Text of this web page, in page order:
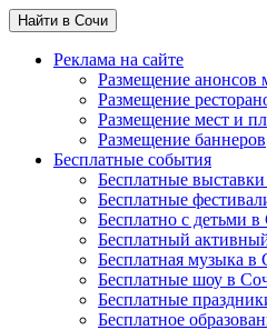
Найти в Сочи
Реклама на сайте
Размещение анонсов
Размещение
Размещение мест и
Размещение баннеров
Бесплатные события
Бесплатные
Бесплатные
Бесплатно с детьми
Бесплатный
Бесплатная музыка в
Бесплатные шоу в
Бесплатные
Бесплатное